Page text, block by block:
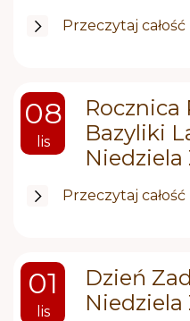
Przeczytaj całość
08
lis
Rocznica
Bazyliki
Niedziela
Przeczytaj całość
01
lis
Dzień
Niedziela